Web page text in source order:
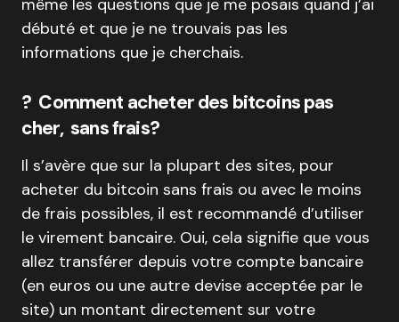
même les questions que je me posais quand j’ai
débuté et que je ne trouvais pas les
informations que je cherchais.
? Comment acheter des bitcoins pas
cher, sans frais?
Il s’avère que sur la plupart des sites, pour
acheter du bitcoin sans frais ou avec le moins
de frais possibles, il est recommandé d’utiliser
le virement bancaire. Oui, cela signifie que vous
allez transférer depuis votre compte bancaire
(en euros ou une autre devise acceptée par le
site) un montant directement sur votre